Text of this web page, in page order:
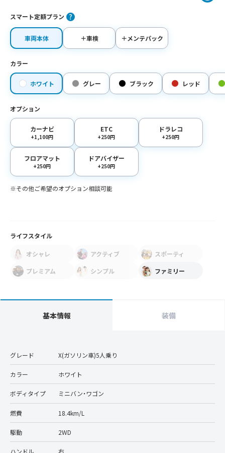
スマート定額プラン
車両本体 ＋車検 ＋メンテパック
カラー
ホワイト グレー ブラック レッド
オプション
カーナビ
+1,100円
ETC
+250円
ドラレコ
+250円
フロアマット
+250円
ドアバイザー
+250円
※その他ご希望のオプション相談可能
ライフスタイル
オシャレ アクティブ
スポーティ
プレミアム
シンプル ファミリー
基本情報 装備
グレード X(ガソリン車)5人乗り
カラー ホワイト
ボディタイプ ミニバン・ワゴン
燃費 18.4km/L
駆動 2WD